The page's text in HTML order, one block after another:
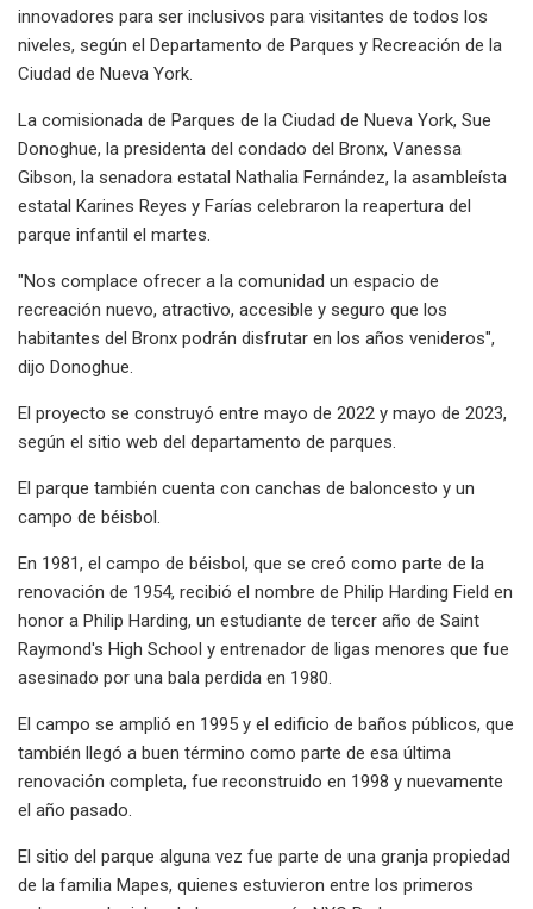
innovadores para ser inclusivos para visitantes de todos los
niveles, según el Departamento de Parques y Recreación de la
Ciudad de Nueva York.
La comisionada de Parques de la Ciudad de Nueva York, Sue
Donoghue, la presidenta del condado del Bronx, Vanessa
Gibson, la senadora estatal Nathalia Fernández, la asambleísta
estatal Karines Reyes y Farías celebraron la reapertura del
parque infantil el martes.
"Nos complace ofrecer a la comunidad un espacio de
recreación nuevo, atractivo, accesible y seguro que los
habitantes del Bronx podrán disfrutar en los años venideros",
dijo Donoghue.
El proyecto se construyó entre mayo de 2022 y mayo de 2023,
según el sitio web del departamento de parques.
El parque también cuenta con canchas de baloncesto y un
campo de béisbol.
En 1981, el campo de béisbol, que se creó como parte de la
renovación de 1954, recibió el nombre de Philip Harding Field en
honor a Philip Harding, un estudiante de tercer año de Saint
Raymond's High School y entrenador de ligas menores que fue
asesinado por una bala perdida en 1980.
El campo se amplió en 1995 y el edificio de baños públicos, que
también llegó a buen término como parte de esa última
renovación completa, fue reconstruido en 1998 y nuevamente
el año pasado.
El sitio del parque alguna vez fue parte de una granja propiedad
de la familia Mapes, quienes estuvieron entre los primeros